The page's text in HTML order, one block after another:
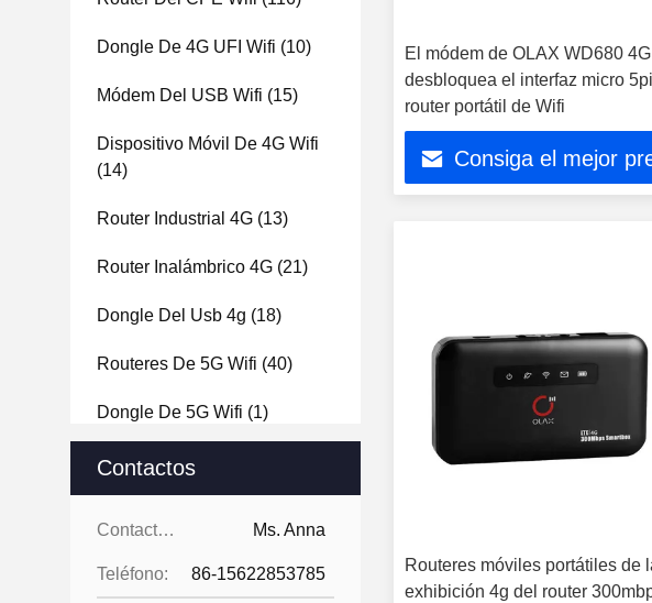
Dongle De 4G UFI Wifi (10)
Módem Del USB Wifi (15)
Dispositivo Móvil De 4G Wifi
(14)
Router Industrial 4G (13)
Router Inalámbrico 4G (21)
Dongle Del Usb 4g (18)
Routeres De 5G Wifi (40)
Dongle De 5G Wifi (1)
Enrutador Exterior
Contactos
Contactos: Ms. Anna
Teléfono: 86-15622853785
El módem de OLAX WD680
desbloquea el interfaz micro
router portátil de Wifi
Consiga el mejor
Routeres móviles portátiles de
exhibición 4g del router